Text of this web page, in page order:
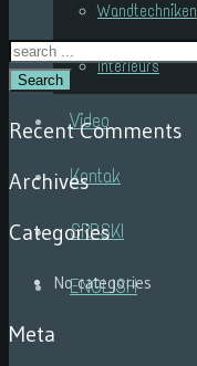
Wandtechniken
Interieurs
Video
Kontak
SRPSKI
ENGLISH
Search
Recent Comments
Archives
Categories
No categories
Meta